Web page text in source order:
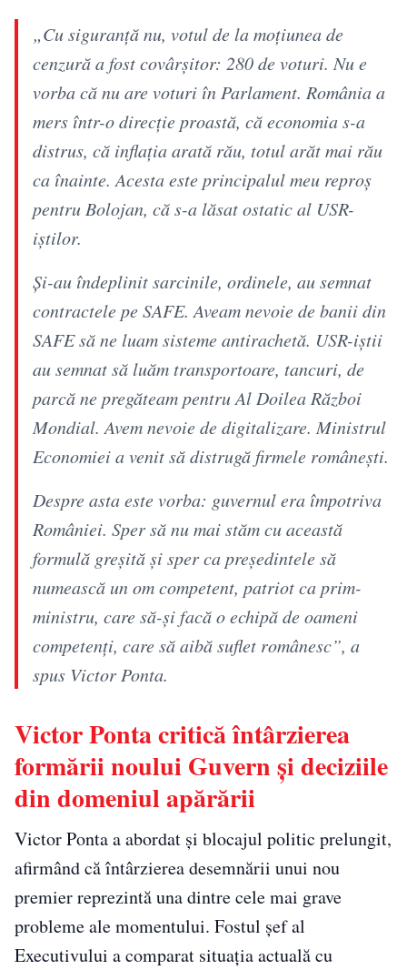
„Cu siguranță nu, votul de la moțiunea de
cenzură a fost covârșitor: 280 de voturi. Nu e
vorba că nu are voturi în Parlament. România a
mers într-o direcție proastă, că economia s-a
distrus, că inflația arată rău, totul arăt mai rău
ca înainte. Acesta este principalul meu reproș
pentru Bolojan, că s-a lăsat ostatic al USR-
iștilor.
Și-au îndeplinit sarcinile, ordinele, au semnat
contractele pe SAFE. Aveam nevoie de banii din
SAFE să ne luam sisteme antirachetă. USR-iștii
au semnat să luăm transportoare, tancuri, de
parcă ne pregăteam pentru Al Doilea Război
Mondial. Avem nevoie de digitalizare. Ministrul
Economiei a venit să distrugă firmele românești.
Despre asta este vorba: guvernul era împotriva
României. Sper să nu mai stăm cu această
formulă greșită și sper ca președintele să
numească un om competent, patriot ca prim-
ministru, care să-și facă o echipă de oameni
competenți, care să aibă suflet românesc”, a
spus Victor Ponta.
Victor Ponta critică întârzierea
formării noului Guvern și deciziile
din domeniul apărării
Victor Ponta a abordat și blocajul politic prelungit,
afirmând că întârzierea desemnării unui nou
premier reprezintă una dintre cele mai grave
probleme ale momentului. Fostul șef al
Executivului a comparat situația actuală cu